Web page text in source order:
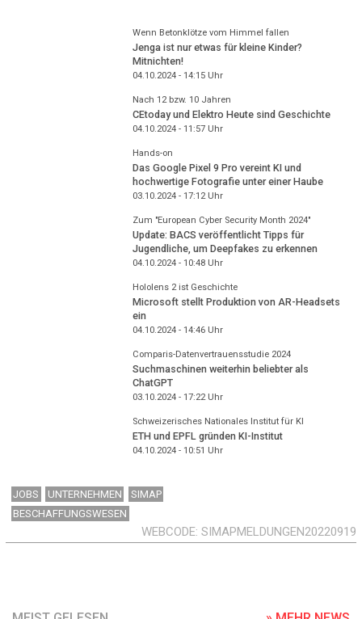
Wenn Betonklötze vom Himmel fallen
Jenga ist nur etwas für kleine Kinder?
Mitnichten!
04.10.2024 - 14:15Uhr
Nach 12 bzw. 10 Jahren
CEtoday und Elektro Heute sind Geschichte
04.10.2024 - 11:57Uhr
Hands-on
Das Google Pixel 9 Pro vereint KI und
hochwertige Fotografie unter einer Haube
03.10.2024 - 17:12Uhr
Zum "European Cyber Security Month 2024"
Update: BACS veröffentlicht Tipps für
Jugendliche, um Deepfakes zu erkennen
04.10.2024 - 10:48Uhr
Hololens 2 ist Geschichte
Microsoft stellt Produktion von AR-Headsets
ein
04.10.2024 - 14:46Uhr
Comparis-Datenvertrauensstudie 2024
Suchmaschinen weiterhin beliebter als
ChatGPT
03.10.2024 - 17:22Uhr
Schweizerisches Nationales Institut für KI
ETH und EPFL gründen KI-Institut
04.10.2024 - 10:51 Uhr
JOBS UNTERNEHMEN
SIMAP
BESCHAFFUNGSWESEN
WEBCODE SIMAPMELDUNGEN20220919